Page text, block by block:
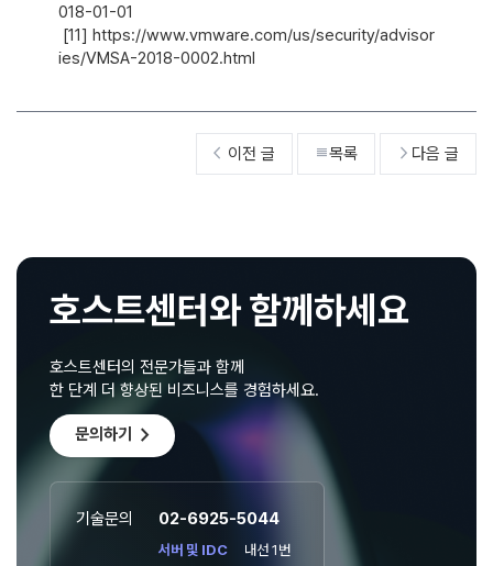
018-01-01
ies/VMSA-2018-0002.html
 이전 글 목록  다음 글
호스트센터와 함께하세요
호스트센터의 전문가들과 함께
한 단계 더 향상된 비즈니스를 경험하세요.
문의하기 chevron_right
기술문의 02-6925-5044
서버 및 IDC
내선 1번